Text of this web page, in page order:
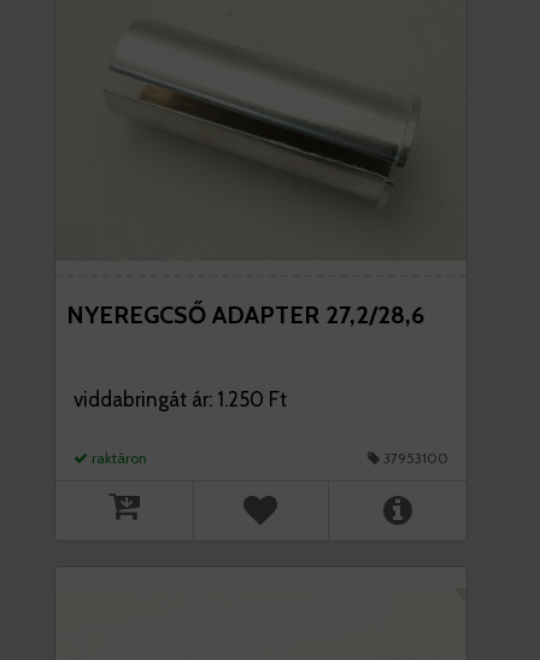
NYEREGCSŐ ADAPTER 27,2/28,6
viddabringát ár: 1.250 Ft
raktáron 37953100